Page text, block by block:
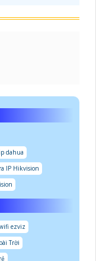
dahua
IP Hikvision
ezviz
Trời